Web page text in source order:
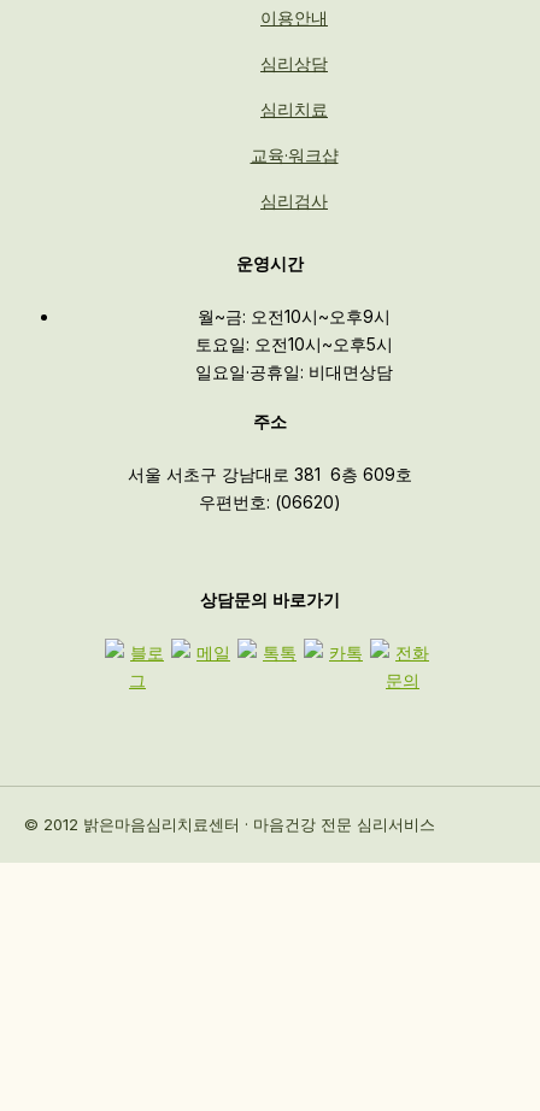
이용안내
심리상담
심리치료
교육·워크샵
심리검사
운영시간
월~금: 오전10시~오후9시
토요일: 오전10시~오후5시
일요일·공휴일: 비대면상담
주소
서울 서초구 강남대로 381 6층 609호
우편번호: (06620)
상담문의 바로가기
© 2012 밝은마음심리치료센터 · 마음건강 전문 심리서비스